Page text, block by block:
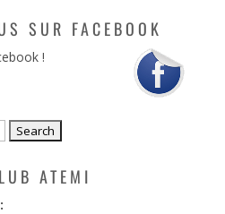
SUR FACEBOOK
!
ATEMI